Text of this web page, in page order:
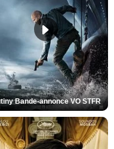
Bande-annonce VO STFR